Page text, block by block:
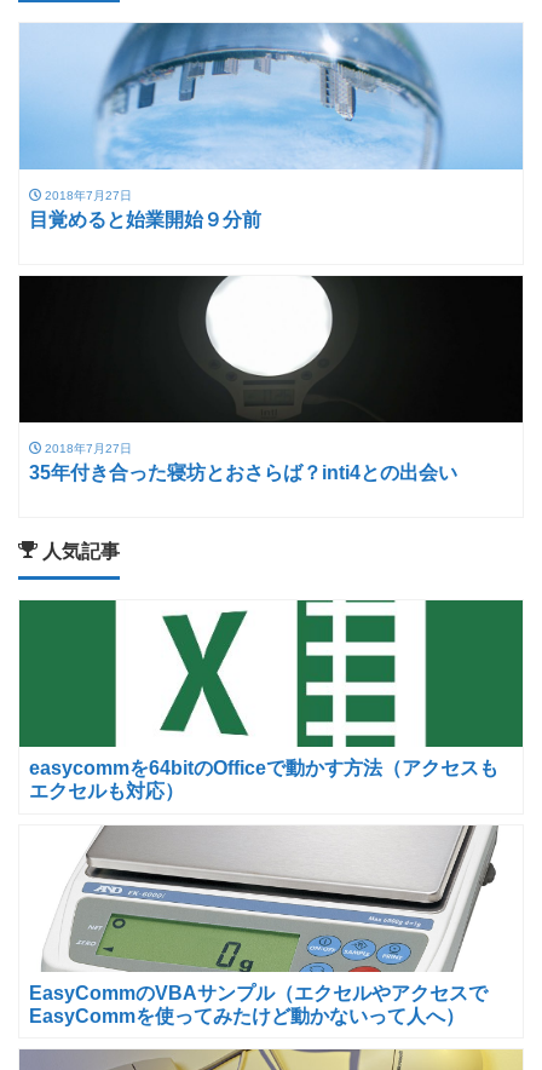
2018年7月27日
目覚めると始業開始９分前
2018年7月27日
35年付き合った寝坊とおさらば？inti4との出会い
人気記事
easycommを64bitのOfficeで動かす方法（アクセスも
エクセルも対応）
EasyCommのVBAサンプル（エクセルやアクセスで
EasyCommを使ってみたけど動かないって人へ）